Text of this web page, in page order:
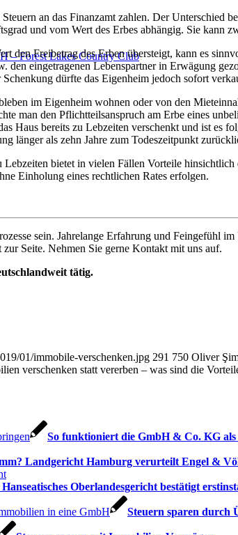
– Forest Lakes Country Club
an das Finanzamt zahlen. Der Unterschied
und vom Wert des Erbes abhängig. Sie kann
den Freibetrag des Erben übersteigt, kann es
den eingetragenen Lebenspartner in Erwägung
dürfte das Eigenheim jedoch sofort
im Eigenheim wohnen oder von den
man den Pflichtteilsanspruch am Erbe eines
Haus bereits zu Lebzeiten verschenkt und ist es
länger als zehn Jahre zum Todeszeitpunkt
bietet in vielen Fällen Vorteile
Einholung eines rechtlichen Rates erfolgen.
sein. Jahrelange Erfahrung und Feingefühl
Seite. Nehmen Sie gerne Kontakt mit uns auf.
tätig.
01/immobile-verschenken.jpg 291 750 Oliver
verschenken statt vererben – was sind die
So funktioniert die GmbH & Co. KG
Landgericht Hamburg verurteilt Engel &
Oberlandesgericht bestätigt
Steuern sparen durch